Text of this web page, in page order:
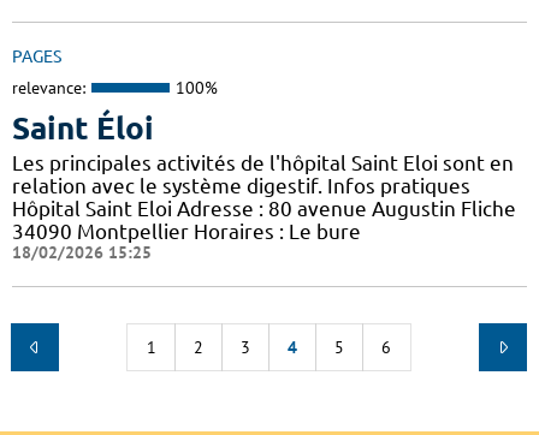
PAGES
relevance: 100%
Saint Éloi
Les principales activités de l'hôpital Saint Eloi sont en
relation avec le système digestif. Infos pratiques
Hôpital Saint Eloi Adresse : 80 avenue Augustin Fliche
34090 Montpellier Horaires : Le bure
18/02/2026 15:25
1 2 3 4 5 6